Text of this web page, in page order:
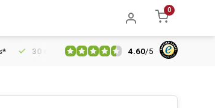
0
30 dagen retourrecht Vertrouwd online sinds 2006
4.60/5